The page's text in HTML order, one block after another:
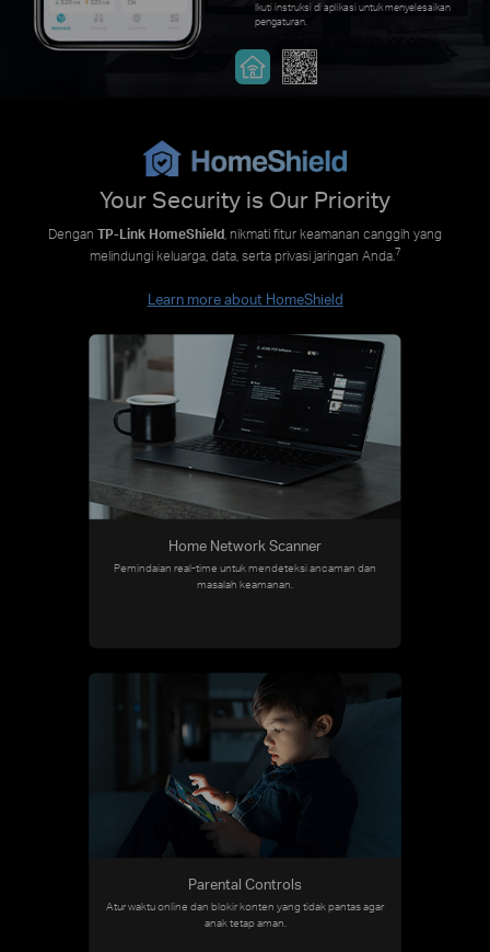
Ikuti instruksi di aplikasi untuk menyelesaikan
pengaturan.
Your Security is Our Priority
Dengan TP-Link HomeShield , nikmati fitur keamanan canggih yang
melindungi keluarga, data, serta privasi jaringan Anda.7
Learn more about HomeShield
Home Network Scanner
Pemindaian real-time untuk mendeteksi ancaman dan
masalah keamanan.
Parental Controls
Atur waktu online dan blokir konten yang tidak pantas agar
anak tetap aman.